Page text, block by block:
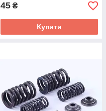
45 ₴
Купити